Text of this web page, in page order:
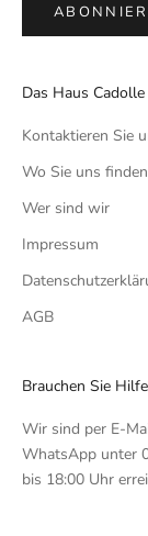
Das Haus Cadolle
Kontaktieren Sie
Wo Sie uns finden
Wer sind wir
Impressum
AGB
Brauchen Sie
Wir sind per E-
WhatsApp unter
bis 18:00 Uhr